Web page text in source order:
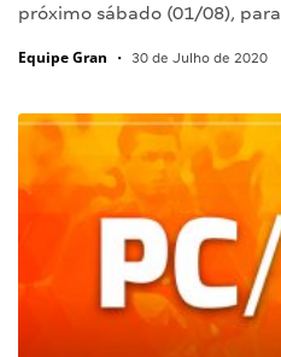
próximo sábado (01/08),
Equipe Gran • 30 de Julho de 2020